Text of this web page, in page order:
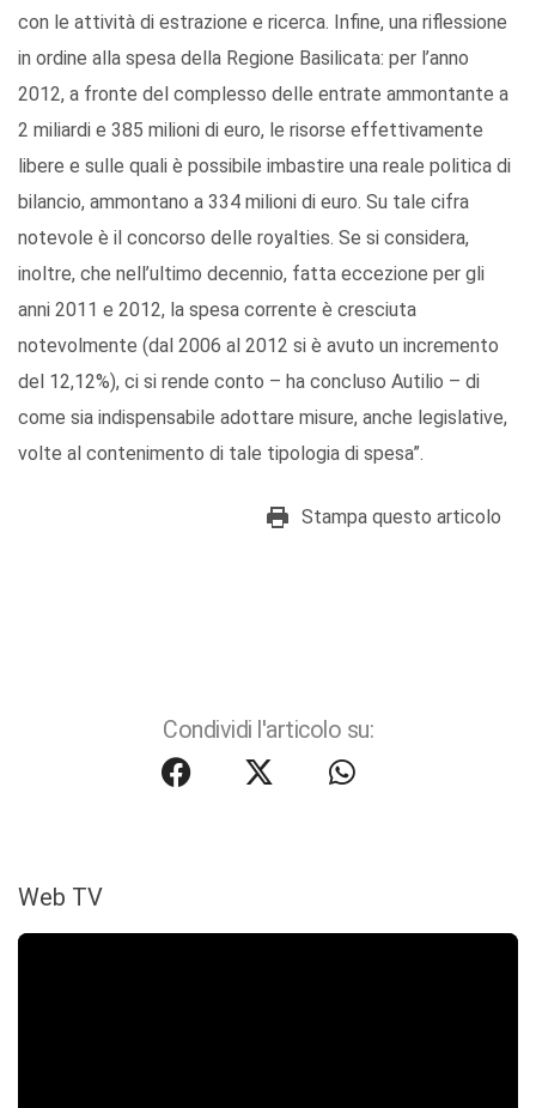
con le attività di estrazione e ricerca. Infine, una riflessione
in ordine alla spesa della Regione Basilicata: per l’anno
2012, a fronte del complesso delle entrate ammontante a
2 miliardi e 385 milioni di euro, le risorse effettivamente
libere e sulle quali è possibile imbastire una reale politica di
bilancio, ammontano a 334 milioni di euro. Su tale cifra
notevole è il concorso delle royalties. Se si considera,
inoltre, che nell’ultimo decennio, fatta eccezione per gli
anni 2011 e 2012, la spesa corrente è cresciuta
notevolmente (dal 2006 al 2012 si è avuto un incremento
del 12,12%), ci si rende conto – ha concluso Autilio – di
come sia indispensabile adottare misure, anche legislative,
volte al contenimento di tale tipologia di spesa”.
Stampa questo articolo
Condividi l'articolo su:
Web TV